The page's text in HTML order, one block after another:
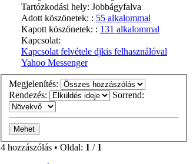
Tartózkodási hely: Jobbágyfalva
Adott köszönetek: : 55 alkalommal
Kapott köszönetek: : 131 alkalommal
Kapcsolat:
Kapcsolat felvétele djkis felhasználóval
Yahoo Messenger
Megjelenítés:
Rendezés:
Sorrend:
4 hozzászólás • Oldal: 1 / 1